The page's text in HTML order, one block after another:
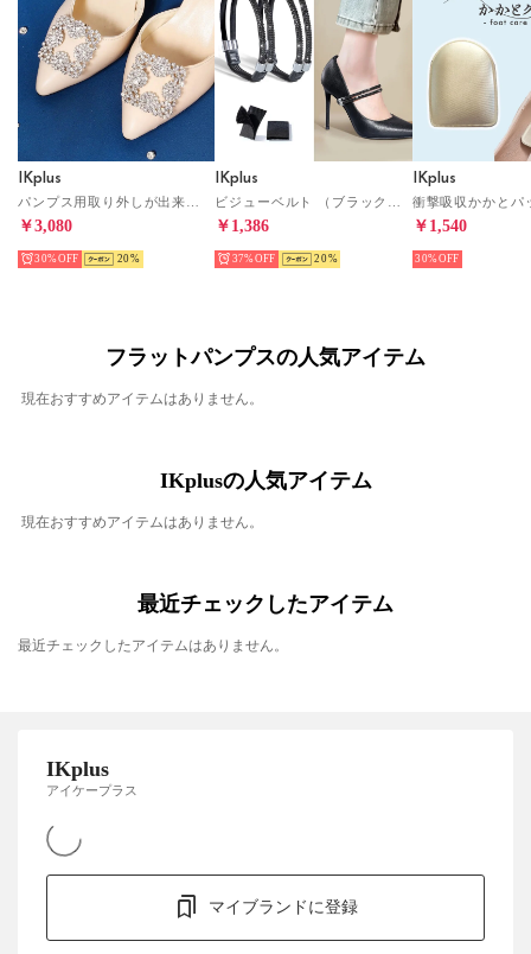
IKplus
￥3,080
30% 20
IKplus
￥1,386
37% 20
IKplus
￥1,540
30%
フラットパンプスの人気アイテム
現在おすすめアイテムはありません。
IKplusの人気アイテム
現在おすすめアイテムはありません。
最近チェックしたアイテム
最近チェックしたアイテムはありません。
IKplus
アイケープラス
マイブランドに登録